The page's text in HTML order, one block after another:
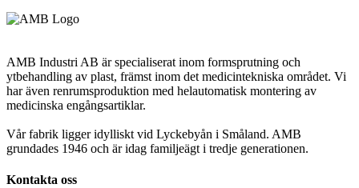
AMB Industri AB är specialiserat inom formsprutning och
ytbehandling av plast, främst inom det medicintekniska området. Vi
har även renrumsproduktion med helautomatisk montering av
medicinska engångsartiklar.
Vår fabrik ligger idylliskt vid Lyckebyån i Småland. AMB
grundades 1946 och är idag familjeägt i tredje generationen.
Kontakta oss